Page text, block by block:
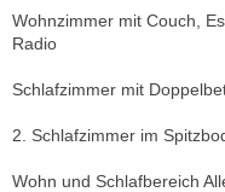
Wohnzimmer mit Couch,
Radio
Schlafzimmer mit
2. Schlafzimmer im
Wohn und Schlafbereich